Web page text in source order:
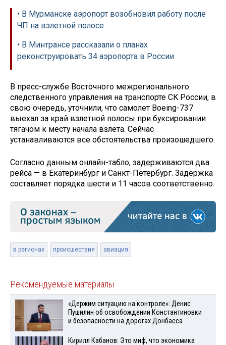
• В Мурманске аэропорт возобновил работу после
ЧП на взлетной полосе
• В Минтрансе рассказали о планах
реконструировать 34 аэропорта в России
В пресс-службе Восточного межрегионального
следственного управления на транспорте СК России, в
свою очередь, уточнили, что самолет Boeing-737
выехал за край взлетной полосы при буксировании
тягачом к месту начала взлета. Сейчас
устанавливаются все обстоятельства произошедшего.
Согласно данным онлайн-табло, задерживаются два
рейса — в Екатеринбург и Санкт-Петербург. Задержка
составляет порядка шести и 11 часов соответственно.
в регионах происшествия авиация
Рекомендуемые материалы
«Держим ситуацию на контроле»: Денис
Пушилин об освобождении Константиновки
и безопасности на дорогах Донбасса
Кирилл Кабанов: Это миф, что экономика